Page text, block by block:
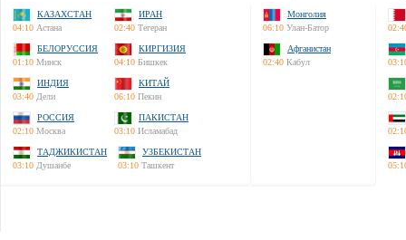
КАЗАХСТАН
04:10 Астана
ИРАН
02:40 Тегеран
БЕЛОРУССИЯ
01:10 Минск
КИРГИЗИЯ
04:10 Бишкек
ИНДИЯ
03:40 Дели
КИТАЙ
06:10 Пекин
РОССИЯ
02:10 Москва
ПАКИСТАН
03:10 Исламабад
ТАДЖИКИСТАН
03:10 Душанбе
УЗБЕКИСТАН
03:10 Ташкент
Монголия
06:10 Улан-Батор
Афганистан
02:40 Кабул